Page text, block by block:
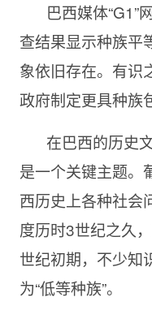
巴西媒体“G1”
查结果显示种族平
象依旧存在。有识
政府制定更具种族
在巴西的历史
是一个关键主题。
西历史上各种社会
度历时3世纪之久
世纪初期，不少知
为“低等种族”。